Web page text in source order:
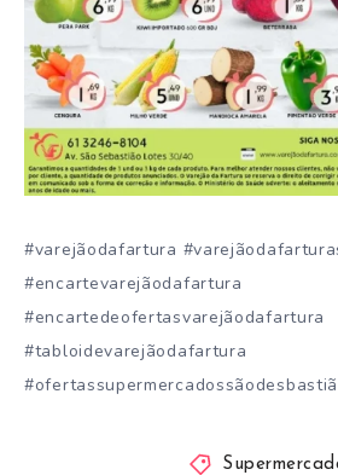
#varejãodafartura
#encartevarejãodafartura
#encartedeofertasvarejãodafartura
#tabloidevarejãodafartura